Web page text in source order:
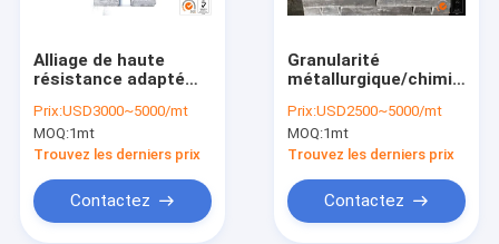
Alliage de haute
résistance adapté
Mg99.8 de moulage
semi-continu de
magnésium de lingot
Prix:USD3000~5000/mt
MOQ:1mt
Trouvez les derniers prix
Contactez
Granularité
métallurgique/chimique
bloc d'alliage de
magnésium d'AZ91D
(maille)
Prix:USD2500~5000/mt
MOQ:1mt
Trouvez les derniers prix
Contactez